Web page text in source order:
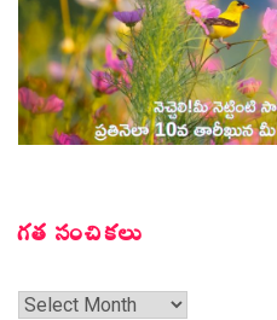
గత సంచికలు
గత